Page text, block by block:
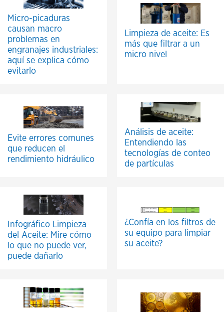
Micro-picaduras
causan macro
problemas en
engranajes industriales:
aquí se explica cómo
evitarlo
Limpieza de aceite: Es
más que filtrar a un
micro nivel
Evite errores comunes
que reducen el
rendimiento hidráulico
Análisis de aceite:
Entendiendo las
tecnologías de conteo
de partículas
Infográfico Limpieza
del Aceite: Mire cómo
lo que no puede ver,
puede dañarlo
¿Confía en los filtros de
su equipo para limpiar
su aceite?